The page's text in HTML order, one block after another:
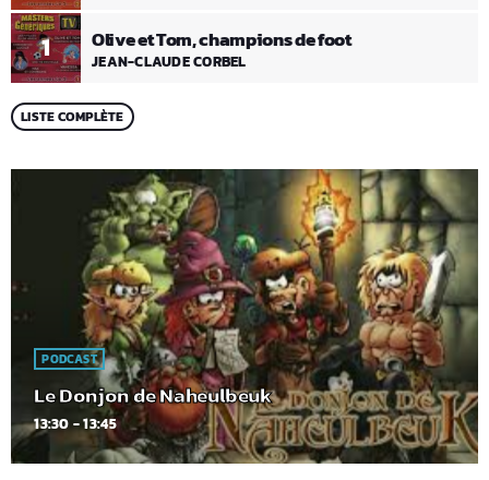
1 Olive et Tom, champions de foot
JEAN-CLAUDE CORBEL
LISTE COMPLÈTE
PODCAST
Le Donjon de Naheulbeuk
13:30 - 13:45